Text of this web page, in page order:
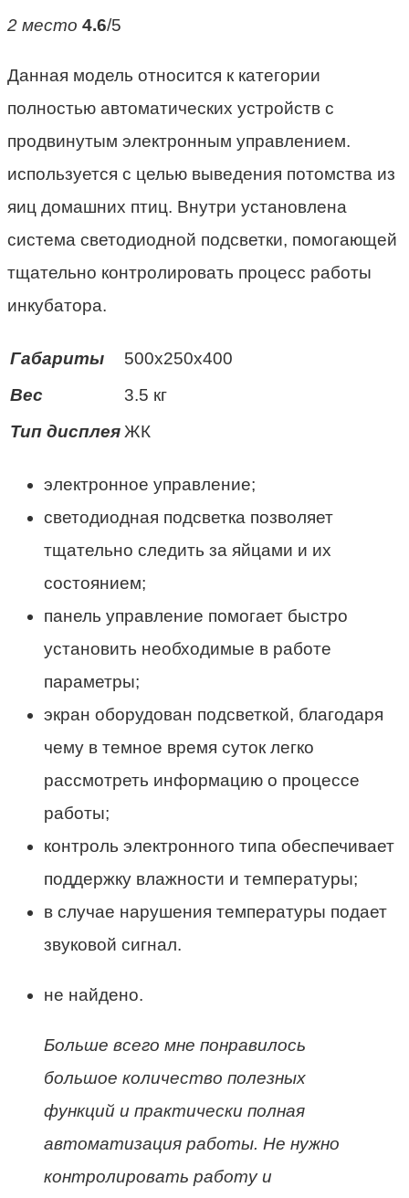
2 место 4.6/5
Данная модель относится к категории
полностью автоматических устройств с
продвинутым электронным управлением.
используется с целью выведения потомства из
яиц домашних птиц. Внутри установлена
система светодиодной подсветки, помогающей
тщательно контролировать процесс работы
инкубатора.
Габариты
500x250x400
Вес
3.5 кг
Тип дисплея ЖК
электронное управление;
светодиодная подсветка позволяет
тщательно следить за яйцами и их
состоянием;
панель управление помогает быстро
установить необходимые в работе
параметры;
экран оборудован подсветкой, благодаря
чему в темное время суток легко
рассмотреть информацию о процессе
работы;
контроль электронного типа обеспечивает
поддержку влажности и температуры;
в случае нарушения температуры подает
звуковой сигнал.
не найдено.
Больше всего мне понравилось
большое количество полезных
функций и практически полная
автоматизация работы. Не нужно
контролировать работу и